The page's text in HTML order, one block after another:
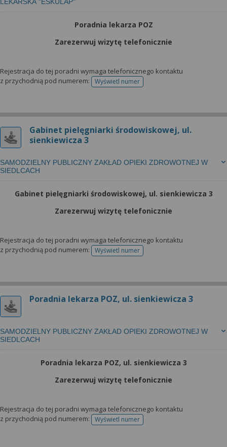
Poradnia lekarza POZ
Zarezerwuj wizytę telefonicznie
Rejestracja do tej poradni wymaga telefonicznego kontaktu
z przychodnią pod numerem:
Wyświetl numertelefonu do rejestracji
Gabinet pielęgniarki środowiskowej, ul.
sienkiewicza 3
SAMODZIELNY PUBLICZNY ZAKŁAD OPIEKI ZDROWOTNEJ W
SIEDLCACH
Gabinet pielęgniarki środowiskowej, ul. sienkiewicza 3
Zarezerwuj wizytę telefonicznie
Rejestracja do tej poradni wymaga telefonicznego kontaktu
z przychodnią pod numerem:
Wyświetl numertelefonu do rejestracji
Poradnia lekarza POZ, ul. sienkiewicza 3
SAMODZIELNY PUBLICZNY ZAKŁAD OPIEKI ZDROWOTNEJ W
SIEDLCACH
Poradnia lekarza POZ, ul. sienkiewicza 3
Zarezerwuj wizytę telefonicznie
Rejestracja do tej poradni wymaga telefonicznego kontaktu
z przychodnią pod numerem:
Wyświetl numertelefonu do rejestracji